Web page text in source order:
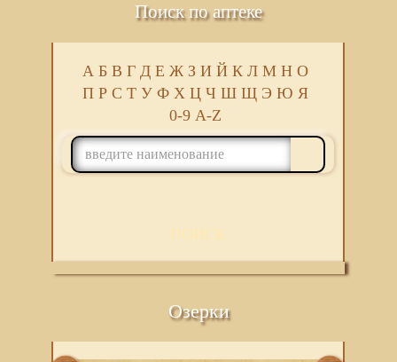
Поиск по аптеке
А Б В Г Д Е Ж З И Й К Л М Н О
П Р С Т У Ф Х Ц Ч Ш Щ Э Ю Я
0-9 A-Z
ПОИСК
Озерки